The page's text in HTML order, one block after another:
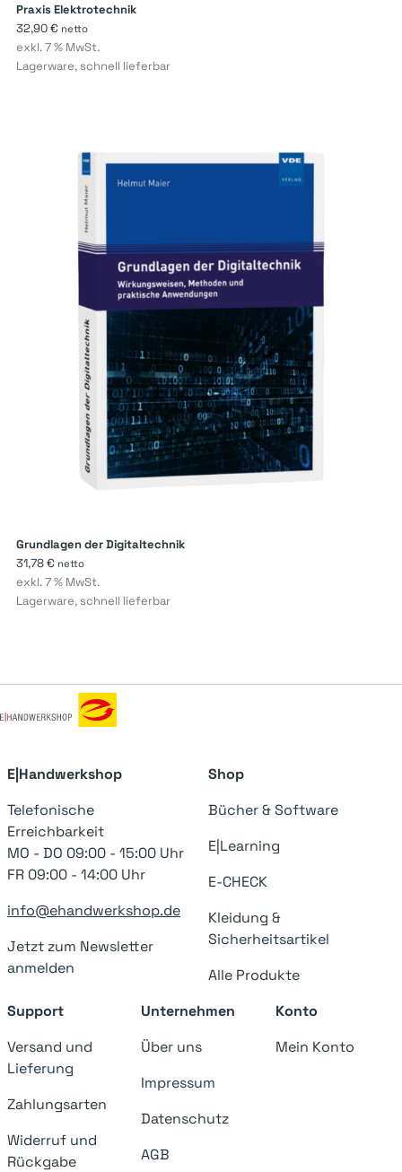
Praxis Elektrotechnik
32,90€ netto
exkl. 7 % MwSt.
Lagerware, schnell lieferbar
Grundlagen der Digitaltechnik
31,78€ netto
exkl. 7 % MwSt.
Lagerware, schnell lieferbar
E|Handwerkshop
Telefonische
Erreichbarkeit
MO - DO 09:00 - 15:00 Uhr
FR 09:00 - 14:00 Uhr
info@ehandwerkshop.de
Jetzt zum Newsletter
anmelden
Shop
Bücher & Software
E|Learning
E-CHECK
Kleidung &
Sicherheitsartikel
Alle Produkte
Support
Versand und
Lieferung
Zahlungsarten
Widerruf und
Rückgabe
Unternehmen
Über uns
Impressum
Datenschutz
AGB
Konto
Mein Konto